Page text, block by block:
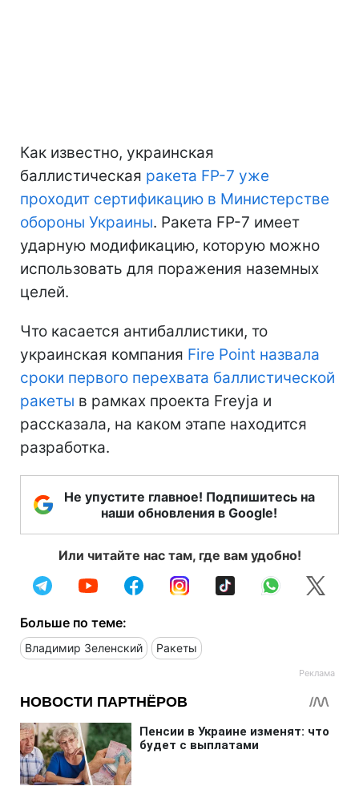
Как известно, украинская
баллистическая ракета FP-7 уже
проходит сертификацию в Министерстве
обороны Украины. Ракета FP-7 имеет
ударную модификацию, которую можно
использовать для поражения наземных
целей.
Что касается антибаллистики, то
украинская компания Fire Point назвала
сроки первого перехвата баллистической
ракеты в рамках проекта Freyja и
рассказала, на каком этапе находится
разработка.
Не упустите главное! Подпишитесь на
наши обновления в Google!
Или читайте нас там, где вам удобно!
Больше по теме:
Владимир Зеленский Ракеты